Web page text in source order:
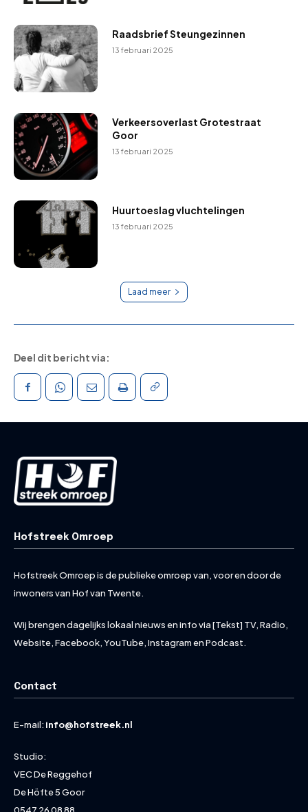
Raadsbrief Steungezinnen
13 februari 2025
Verkeersoverlast Grotestraat
Goor
13 februari 2025
Huurtoeslag vluchtelingen
13 februari 2025
Laad meer
Deel dit bericht via:
Hofstreek Omroep
Hofstreek Omroep is de publieke omroep van, voor en door de
inwoners van Hof van Twente.
Wij brengen dagelijks lokaal nieuws en info via [Tekst] TV, Radio,
Website, Facebook, YouTube, Instagram en Podcast.
Contact
E-mail: info@hofstreek.nl
Studio:
VEC De Reggehof
De Höfte 5 Goor